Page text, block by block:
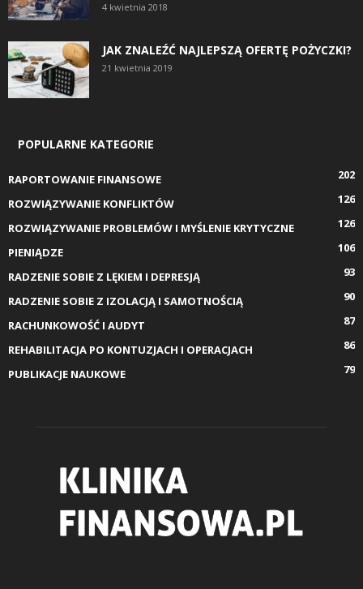
4 kwietnia 2018
JAK ZNALEŹĆ NAJLEPSZĄ OFERTĘ POŻYCZKI?
21 kwietnia 2019
POPULARNE KATEGORIE
RAPORTOWANIE FINANSOWE
202
ROZWIĄZYWANIE KONFLIKTÓW
126
ROZWIĄZYWANIE PROBLEMÓW I MYŚLENIE KRYTYCZNE
126
PIENIĄDZE
106
RADZENIE SOBIE Z LĘKIEM I DEPRESJĄ
93
RADZENIE SOBIE Z IZOLACJĄ I SAMOTNOŚCIĄ
90
RACHUNKOWOŚĆ I AUDYT
87
REHABILITACJA PO KONTUZJACH I OPERACJACH
86
PUBLIKACJE NAUKOWE
79